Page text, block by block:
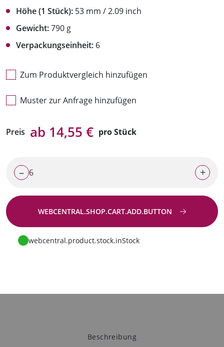
Höhe (1 Stück): 53 mm / 2.09 inch
Gewicht:790 g
Verpackungseinheit: 6
Zum Produktvergleich hinzufügen
Muster zur Anfrage hinzufügen
Preis ab 14,55 € pro Stück
– +
WEBCENTRAL.SHOP.CART.ADD.BUTTON
Zur Anfrage
webcentral.product.stock.inStock
Beschreibung